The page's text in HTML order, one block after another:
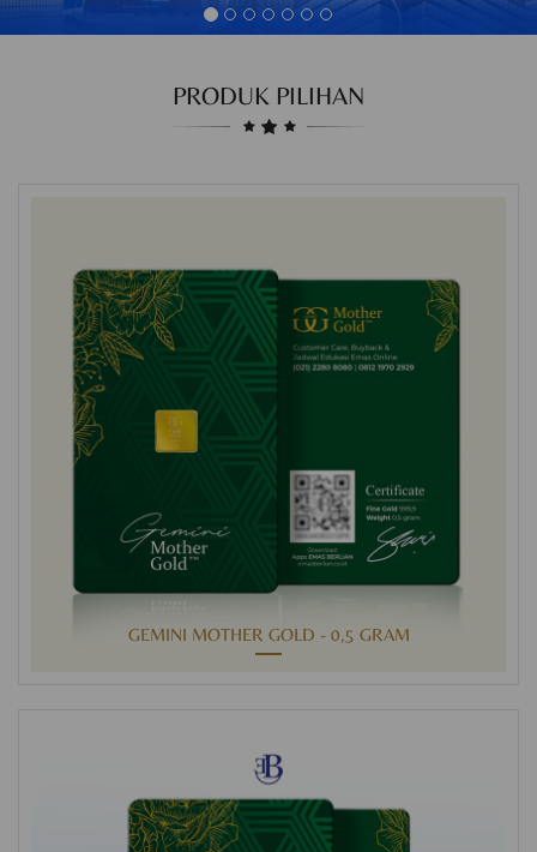
PRODUK PILIHAN
GEMINI MOTHER GOLD - 0,5 GRAM